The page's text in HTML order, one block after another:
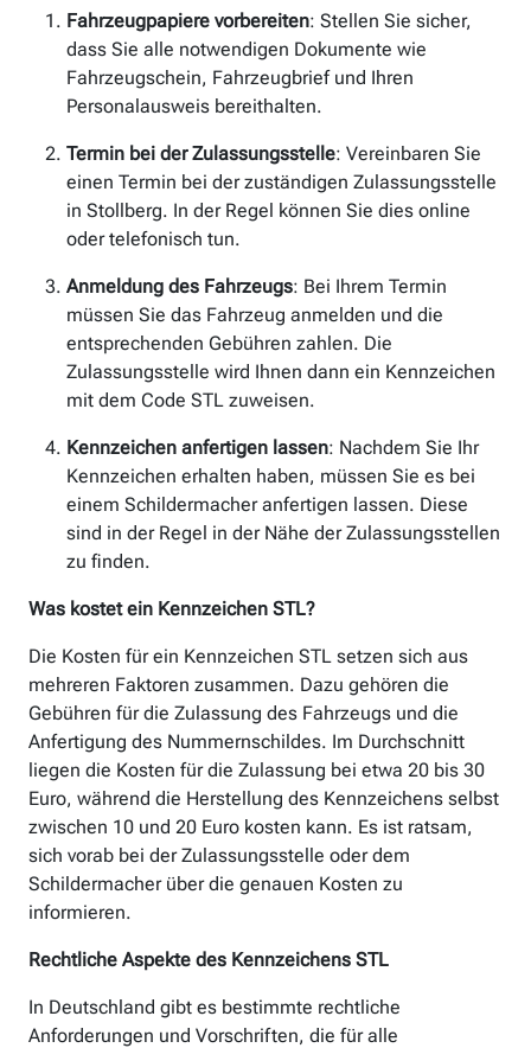
Fahrzeugpapiere vorbereiten: Stellen Sie sicher,
dass Sie alle notwendigen Dokumente wie
Fahrzeugschein, Fahrzeugbrief und Ihren
Personalausweis bereithalten.
Termin bei der Zulassungsstelle: Vereinbaren Sie
einen Termin bei der zuständigen Zulassungsstelle
in Stollberg. In der Regel können Sie dies online
oder telefonisch tun.
Anmeldung des Fahrzeugs: Bei Ihrem Termin
müssen Sie das Fahrzeug anmelden und die
entsprechenden Gebühren zahlen. Die
Zulassungsstelle wird Ihnen dann ein Kennzeichen
mit dem Code STL zuweisen.
Kennzeichen anfertigen lassen: Nachdem Sie Ihr
Kennzeichen erhalten haben, müssen Sie es bei
einem Schildermacher anfertigen lassen. Diese
sind in der Regel in der Nähe der Zulassungsstellen
zu finden.
Was kostet ein Kennzeichen STL?
Die Kosten für ein Kennzeichen STL setzen sich aus
mehreren Faktoren zusammen. Dazu gehören die
Gebühren für die Zulassung des Fahrzeugs und die
Anfertigung des Nummernschildes. Im Durchschnitt
liegen die Kosten für die Zulassung bei etwa 20 bis 30
Euro, während die Herstellung des Kennzeichens selbst
zwischen 10 und 20 Euro kosten kann. Es ist ratsam,
sich vorab bei der Zulassungsstelle oder dem
Schildermacher über die genauen Kosten zu
informieren.
Rechtliche Aspekte des Kennzeichens STL
In Deutschland gibt es bestimmte rechtliche
Anforderungen und Vorschriften, die für alle